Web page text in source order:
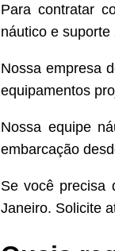
Para contratar
náutico e
Nossa empresa
equipamentos
Nossa equipe
embarcação
Se você precisa
Janeiro. Solicite